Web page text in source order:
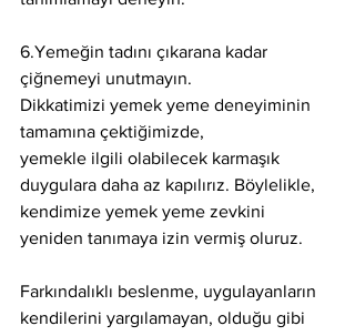
6.Yemeğin tadını çıkarana kadar
çiğnemeyi unutmayın.
Dikkatimizi yemek yeme deneyiminin
tamamına çektiğimizde,
yemekle ilgili olabilecek karmaşık
duygulara daha az kapılırız. Böylelikle,
kendimize yemek yeme zevkini
yeniden tanımaya izin vermiş oluruz.
Farkındalıklı beslenme, uygulayanların
kendilerini yargılamayan, olduğu gibi